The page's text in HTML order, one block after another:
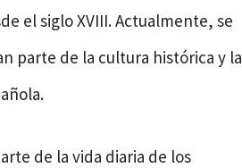
el siglo XVIII. Actualmente, se
parte de la cultura histórica y la
de la vida diaria de los